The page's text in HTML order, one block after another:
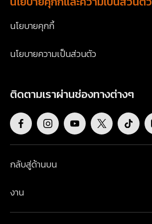
นโยบายคุกกี้
นโยบายความเป็นส่วนตัว
ติดตามเราผ่านช่องทางต่างๆ
กลับสู่ด้านบน
งาน